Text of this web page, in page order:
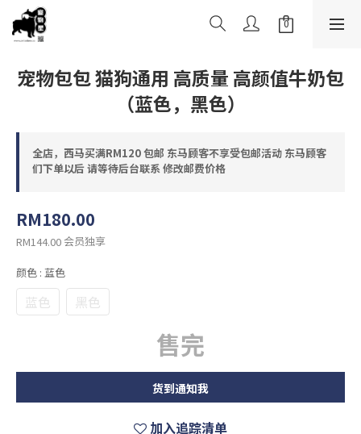
宠物包包 猫狗通用 高质量 高颜值牛奶包
（蓝色，黑色）
全店，西马买满RM120 包邮 东马顾客不享受包邮活动 东马顾客
们下单以后 请等待后台联系 修改邮费价格
RM180.00
RM144.00 会员独享
颜色 : 蓝色
蓝色 黑色
售完
货到通知我
加入追踪清单